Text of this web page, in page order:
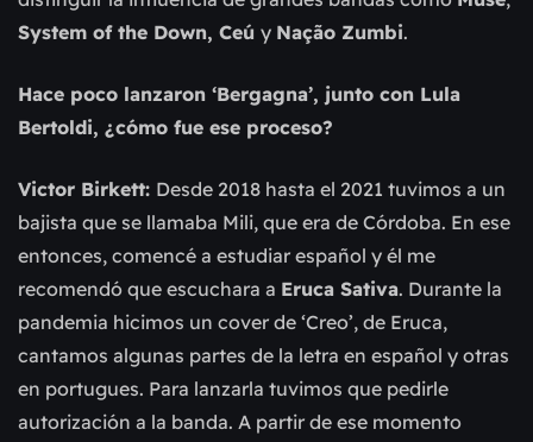
System of the Down, Ceú y Nação Zumbi.
Hace poco lanzaron ‘Bergagna’, junto con Lula
Bertoldi, ¿cómo fue ese proceso?
Victor Birkett: Desde 2018 hasta el 2021 tuvimos a un
bajista que se llamaba Mili, que era de Córdoba. En ese
entonces, comencé a estudiar español y él me
recomendó que escuchara a Eruca Sativa. Durante la
pandemia hicimos un cover de ‘Creo’, de Eruca,
cantamos algunas partes de la letra en español y otras
en portugues. Para lanzarla tuvimos que pedirle
autorización a la banda. A partir de ese momento